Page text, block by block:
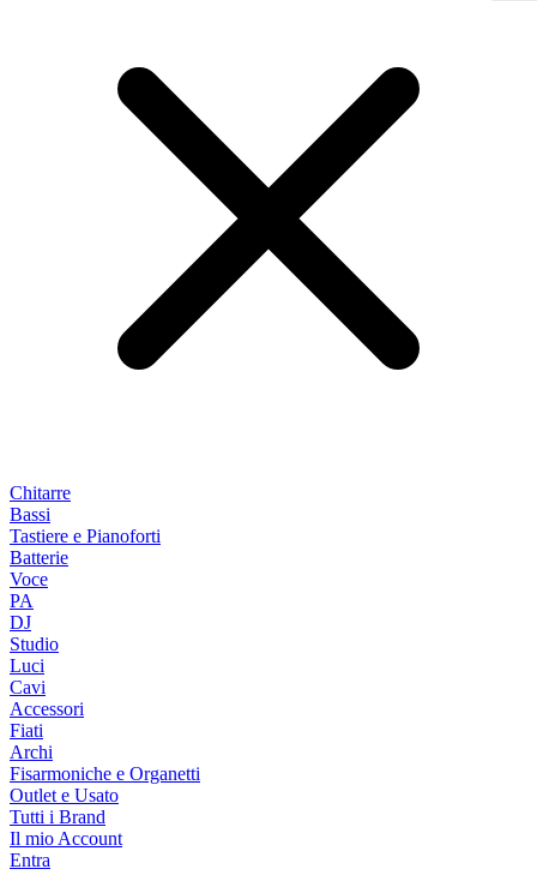
Chitarre
Bassi
Tastiere e Pianoforti
Batterie
Voce
PA
DJ
Studio
Luci
Cavi
Accessori
Fiati
Archi
Fisarmoniche e Organetti
Outlet e Usato
Tutti i Brand
Il mio Account
Entra